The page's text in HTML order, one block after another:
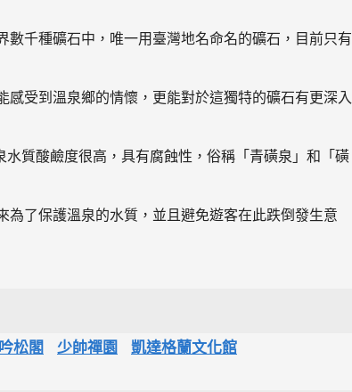
千種礦石中，唯一用臺灣地名命名的礦石，目前只有
受到溫泉鄉的情懷，更能對於這獨特的礦石有更深入
質酸鹼度很高，具有腐蝕性，俗稱「青磺泉」和「磺
了保護溫泉的水質，並且避免遊客在此跌倒發生意
吟松閣 少帥禪園
凱達格蘭文化館